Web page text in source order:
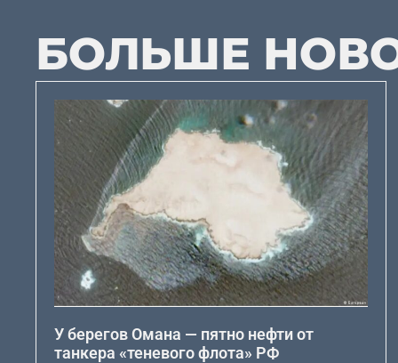
БОЛЬШЕ
У берегов Омана — пятно нефти от
танкера «теневого флота» РФ